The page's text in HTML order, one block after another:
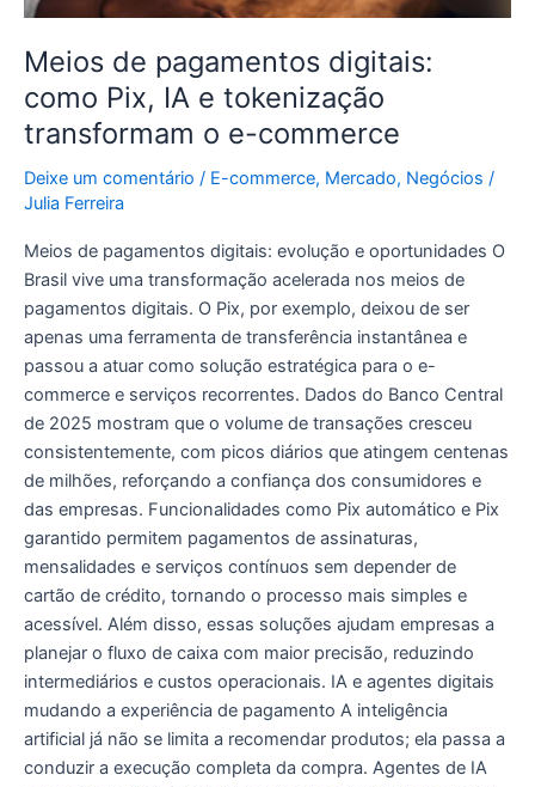
Meios de pagamentos digitais:
como Pix, IA e tokenização
transformam o e-commerce
Deixe um comentário / E-commerce, Mercado, Negócios /
Julia Ferreira
Meios de pagamentos digitais: evolução e oportunidades O
Brasil vive uma transformação acelerada nos meios de
pagamentos digitais. O Pix, por exemplo, deixou de ser
apenas uma ferramenta de transferência instantânea e
passou a atuar como solução estratégica para o e-
commerce e serviços recorrentes. Dados do Banco Central
de 2025 mostram que o volume de transações cresceu
consistentemente, com picos diários que atingem centenas
de milhões, reforçando a confiança dos consumidores e
das empresas. Funcionalidades como Pix automático e Pix
garantido permitem pagamentos de assinaturas,
mensalidades e serviços contínuos sem depender de
cartão de crédito, tornando o processo mais simples e
acessível. Além disso, essas soluções ajudam empresas a
planejar o fluxo de caixa com maior precisão, reduzindo
intermediários e custos operacionais. IA e agentes digitais
mudando a experiência de pagamento A inteligência
artificial já não se limita a recomendar produtos; ela passa a
conduzir a execução completa da compra. Agentes de IA
e-
commerce